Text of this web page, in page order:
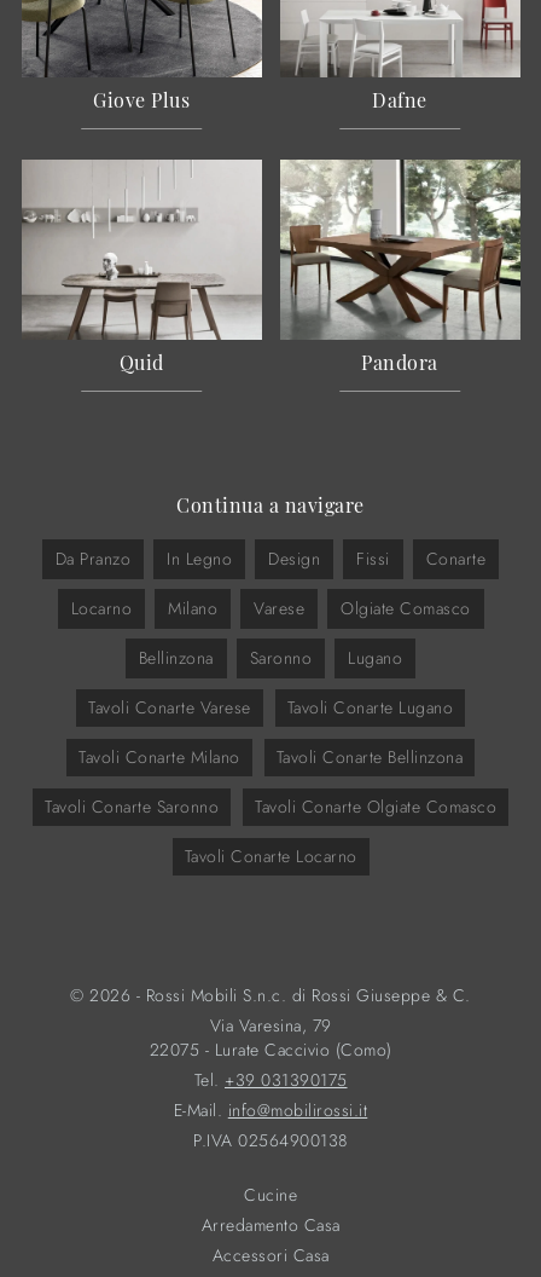
Giove Plus Dafne
Quid Pandora
Continua a navigare
Da Pranzo In Legno Design Fissi Conarte
Locarno Milano Varese Olgiate Comasco
Bellinzona Saronno Lugano
Tavoli Conarte Varese Tavoli Conarte Lugano
Tavoli Conarte Milano Tavoli Conarte Bellinzona
Tavoli Conarte Saronno Tavoli Conarte Olgiate Comasco
Tavoli Conarte Locarno
© 2026 - Rossi Mobili S.n.c. di Rossi Giuseppe & C.
Via Varesina, 79
22075 - Lurate Caccivio (Como)
Tel. +39 031390175
E-Mail. info@mobilirossi.it
P.IVA 02564900138
Cucine
Arredamento Casa
Accessori Casa